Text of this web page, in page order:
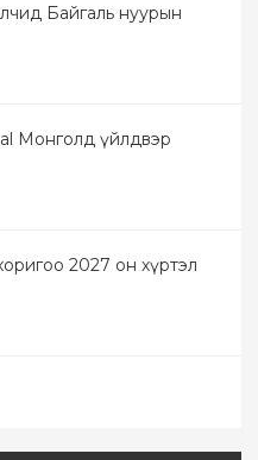
Байгаль нуурын
Монголд үйлдвэр
2027 он хүртэл